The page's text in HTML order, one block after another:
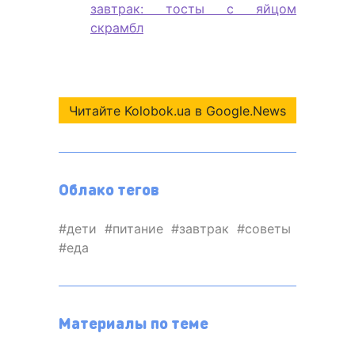
завтрак: тосты с яйцом
скрамбл
Читайте Kolobok.ua в Google.News
Облако тегов
дети питание завтрак
советы
еда
Материалы по теме